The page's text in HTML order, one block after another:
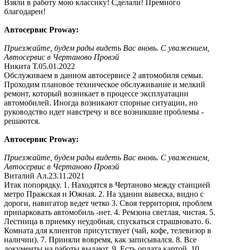
Взяли в работу мою классику! Сделали! Премного
благодарен!
Автосервис Proway:
Приезжайте, будем рады видеть Вас вновь. С уважением,
Автосервис в Чертаново Провэй
Никита Т.05.01.2022
Обслуживаем в данном автосервисе 2 автомобиля семьи.
Проходим плановое техническое обслуживание и мелкий
ремонт, который возникает в процессе эксплуатации
автомобилей. Иногда возникают спорные ситуации, но
руководство идет навстречу и все возникшие проблемы -
решаются.
Автосервис Proway:
Приезжайте, будем рады видеть Вас вновь. С уважением,
Автосервис в Чертаново Провэй
Виталий Ал.23.11.2021
Итак попорядку. 1. Находятся в Чертаново между станцией
метро Пражская и Южная. 2. На здании вывеска, видно с
дороги, навигатор ведет четко 3. Своя территория, проблем
припарковать автомобиль -нет. 4. Ремзона светлая, чистая. 5.
Лестница в приемку неудобная, спускаться страшновато. 6.
Комната для клиентов присутствует (чай, кофе, телевизор в
наличии). 7. Приняли вовремя, как записывался. 8. Все